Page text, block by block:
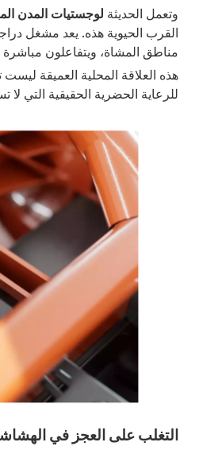
وتعمل الحديثة لوجستيات المدن
القرب الحيوية هذه. يعد مشغل
مناطق المشاة، ويتفاعلون
هذه العلاقة المحلية العميقة
للرعاية الحضرية الحقيقية التي
التغلب على العجز في